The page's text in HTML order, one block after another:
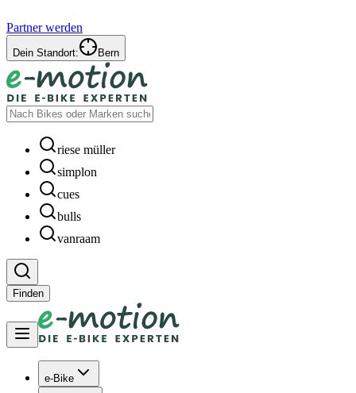
Partner werden
Dein Standort: Bern
riese müller
simplon
cues
bulls
vanraam
Finden
e-Bike